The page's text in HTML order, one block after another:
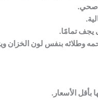
صحي.
يجف تمامًا.
وطلائه بنفس لون
الأسعار.